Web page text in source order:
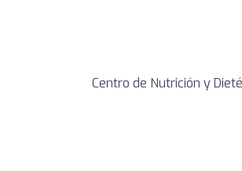
Centro de Nutrición y